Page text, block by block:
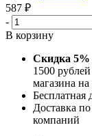
587 ₽
-
В корзину
Скидка 5%
1500
магазина
Бесплатная
Доставка
компаний